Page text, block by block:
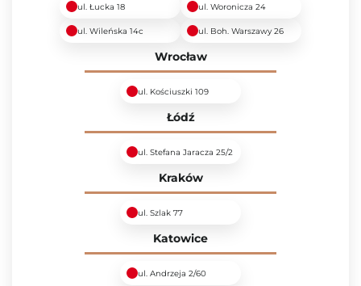
ul. Łucka 18 ul. Woronicza 24
ul. Wileńska 14c ul. Boh. Warszawy 26
Wrocław
ul. Kościuszki 109
Łódź
ul. Stefana Jaracza 25/2
Kraków
ul. Szlak 77
Katowice
ul. Andrzeja 2/60